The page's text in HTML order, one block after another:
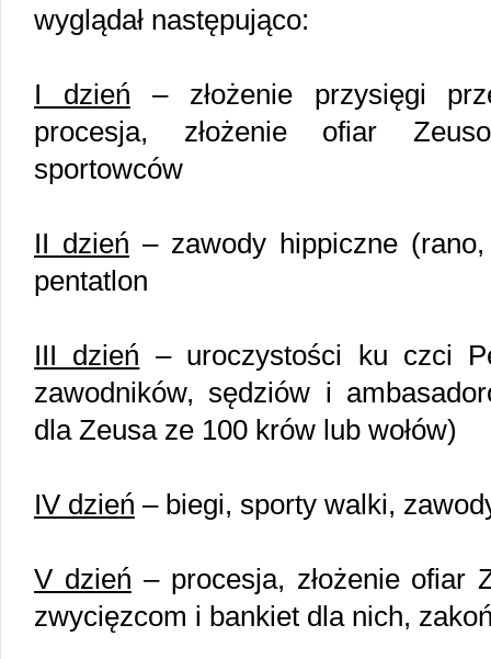
wyglądał następująco:
I dzień – złożenie przysięgi
procesja, złożenie ofiar
sportowców
II dzień – zawody hippiczne
pentatlon
III dzień – uroczystości ku czci
zawodników, sędziów i
dla Zeusa ze 100 krów lub wołów)
IV dzień – biegi, sporty walki,
V dzień – procesja, złożenie ofiar
zwycięzcom i bankiet dla nich,